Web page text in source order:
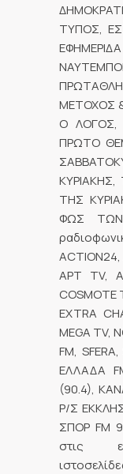
ΤΥΠΟΣ,
ΜΕΤΟΧΟΣ
Ο ΛΟΓΟΣ,
ΠΡΩΤΟ
ΤΗΣ
ΦΩΣ ΤΩΝ
ΑΡΤ TV,
COSMOTE
EXTRA
MEGA TV,
FM,
ΕΛΛΑΔΑ
(90.4),
Ρ/Σ
ΣΠΟΡ FM
στις